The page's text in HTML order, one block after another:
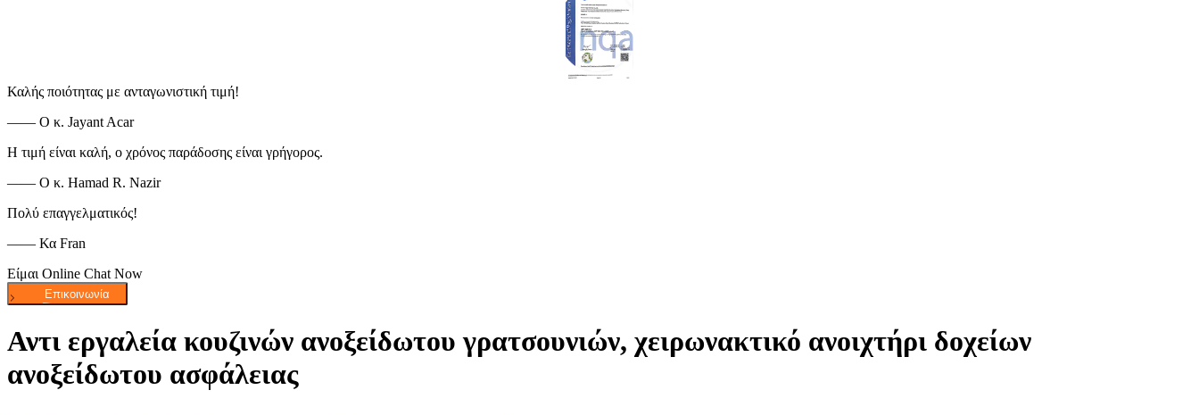
Καλής ποιότητας με ανταγωνιστική τιμή!
—— Ο κ. Jayant Acar
Η τιμή είναι καλή, ο χρόνος παράδοσης είναι γρήγορος.
—— Ο κ. Hamad R. Nazir
Πολύ επαγγελματικός!
—— Κα Fran
Είμαι Online Chat Now
Αντι εργαλεία κουζινών ανοξείδωτου γρατσουνιών, χειρωνακτικό ανοιχτήρι δοχείων
ανοξείδωτου ασφάλειας